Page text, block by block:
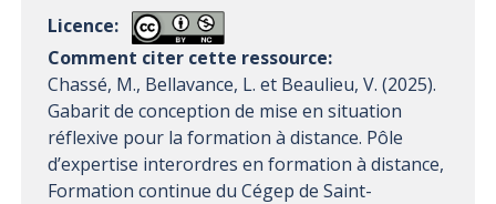
Licence:
Comment citer cette ressource:
Chassé, M., Bellavance, L. et Beaulieu, V. (2025).
Gabarit de conception de mise en situation
réflexive pour la formation à distance. Pôle
d’expertise interordres en formation à distance,
Formation continue du Cégep de Saint-